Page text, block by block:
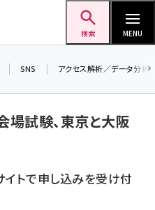
検索 MENU
SNS アクセス解析／データ分析
試験、東京と大阪
トで申し込みを受け付